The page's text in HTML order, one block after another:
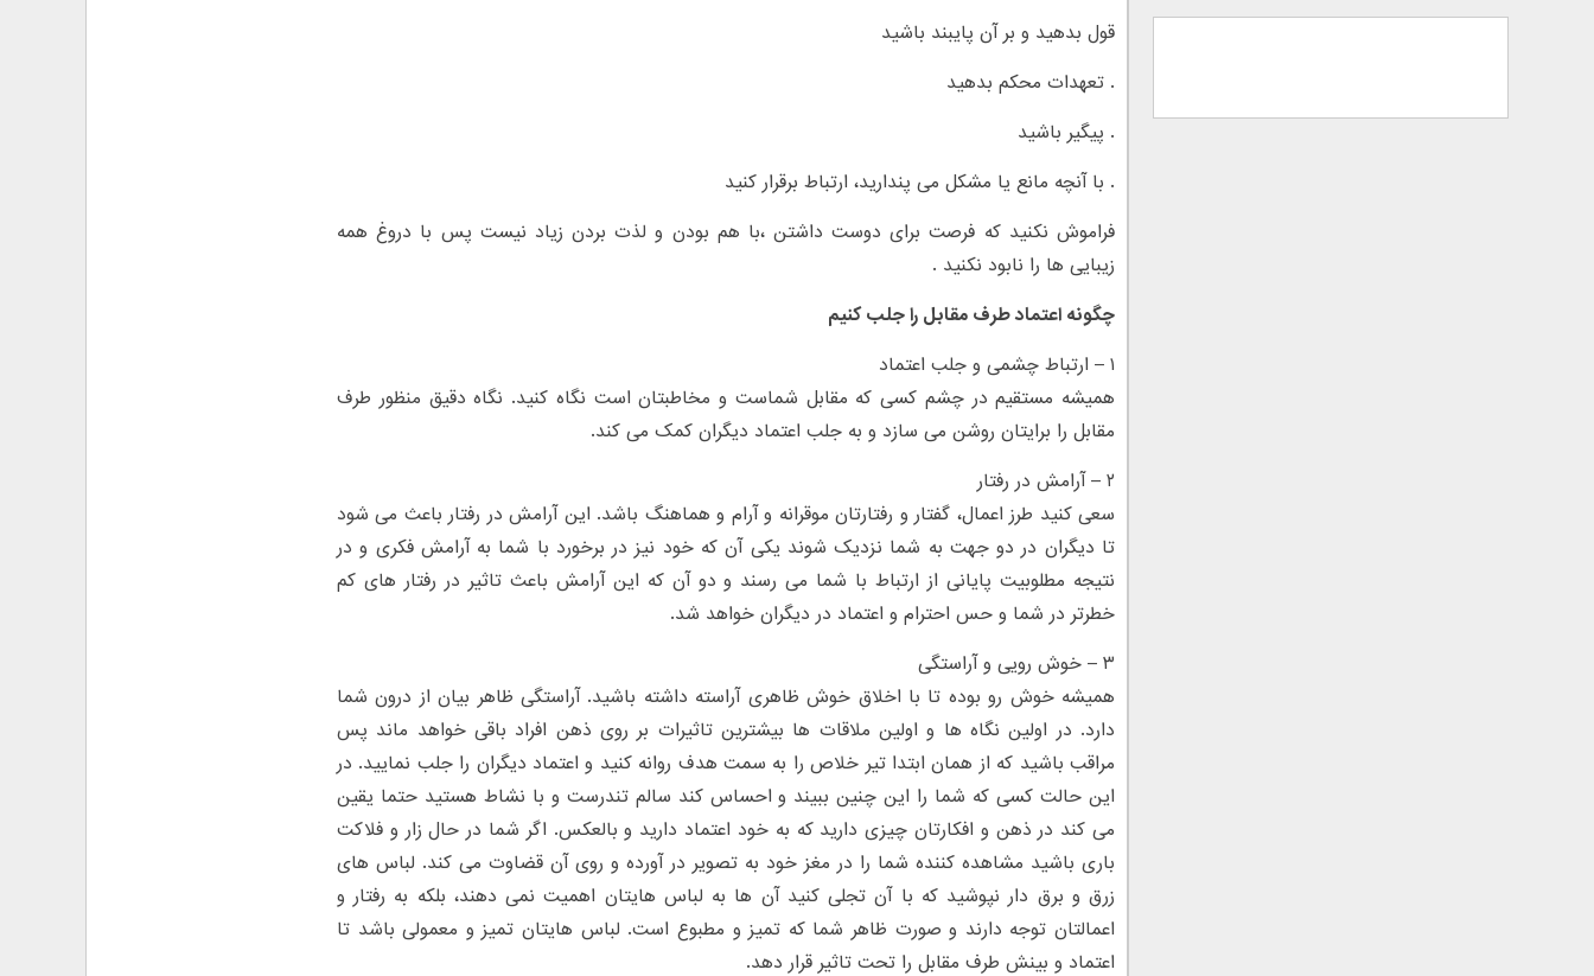
قول بدهید و بر آن پایبند باشید
. تعهدات محکم بدهید
. پیگیر باشید
. با آنچه مانع یا مشکل می پندارید، ارتباط برقرار کنید
فراموش نکنید که فرصت برای دوست داشتن ،با هم بودن و لذت بردن زیاد نیست پس با دروغ همه
زیبایی ها را نابود نکنید .
چگونه اعتماد طرف مقابل را جلب کنیم
۱ – ارتباط چشمی و جلب اعتماد
همیشه مستقیم در چشم کسی که مقابل شماست و مخاطبتان است نگاه کنید. نگاه دقیق منظور طرف
مقابل را برایتان روشن می سازد و به جلب اعتماد دیگران کمک می کند.
۲ – آرامش در رفتار
سعی کنید طرز اعمال، گفتار و رفتارتان موقرانه و آرام و هماهنگ باشد. این آرامش در رفتار باعث می شود
تا دیگران در دو جهت به شما نزدیک شوند یکی آن که خود نیز در برخورد با شما به آرامش فکری و در
نتیجه مطلوبیت پایانی از ارتباط با شما می رسند و دو آن که این آرامش باعث تاثیر در رفتار های کم
خطرتر در شما و حس احترام و اعتماد در دیگران خواهد شد.
۳ – خوش رویی و آراستگی
همیشه خوش رو بوده تا با اخلاق خوش ظاهری آراسته داشته باشید. آراستگی ظاهر بیان از درون شما
دارد. در اولین نگاه ها و اولین ملاقات ها بیشترین تاثیرات بر روی ذهن افراد باقی خواهد ماند پس
مراقب باشید که از همان ابتدا تیر خلاص را به سمت هدف روانه کنید و اعتماد دیگران را جلب نمایید. در
این حالت کسی که شما را این چنین ببیند و احساس کند سالم تندرست و با نشاط هستید حتما یقین
می کند در ذهن و افکارتان چیزی دارید که به خود اعتماد دارید و بالعکس. اگر شما در حال زار و فلاکت
باری باشید مشاهده کننده شما را در مغز خود به تصویر در آورده و روی آن قضاوت می کند. لباس های
زرق و برق دار نپوشید که با آن تجلی کنید آن ها به لباس هایتان اهمیت نمی دهند، بلکه به رفتار و
اعمالتان توجه دارند و صورت ظاهر شما که تمیز و مطبوع است. لباس هایتان تمیز و معمولی باشد تا
اعتماد و بینش طرف مقابل را تحت تاثیر قرار دهد.‌